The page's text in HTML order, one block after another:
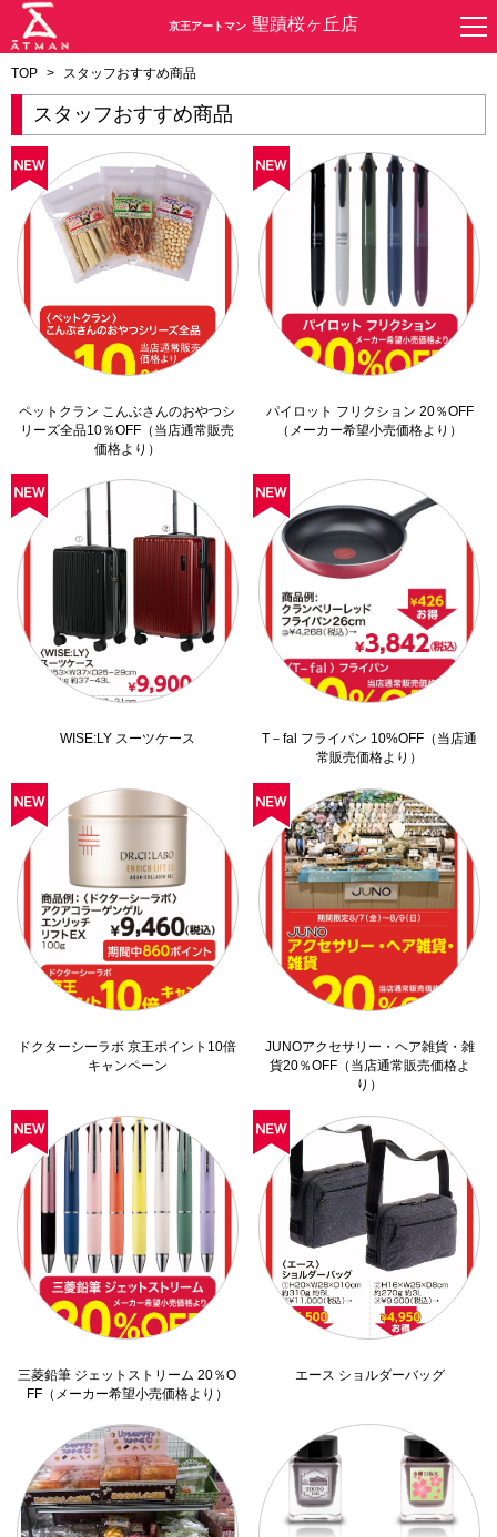
京王アートマン 聖蹟桜ヶ丘店
TOP > スタッフおすすめ商品
スタッフおすすめ商品
ペットクラン こんぶさんのおやつシ
リーズ全品10％OFF（当店通常販売
価格より）
パイロット フリクション 20％OFF
（メーカー希望小売価格より）
WISE:LY スーツケース
T－fal フライパン 10%OFF（当店通
常販売価格より）
ドクターシーラボ 京王ポイント10倍
キャンペーン
JUNOアクセサリー・ヘア雑貨・雑
貨20％OFF（当店通常販売価格よ
り）
三菱鉛筆 ジェットストリーム 20％O
FF（メーカー希望小売価格より）
エース ショルダーバッグ